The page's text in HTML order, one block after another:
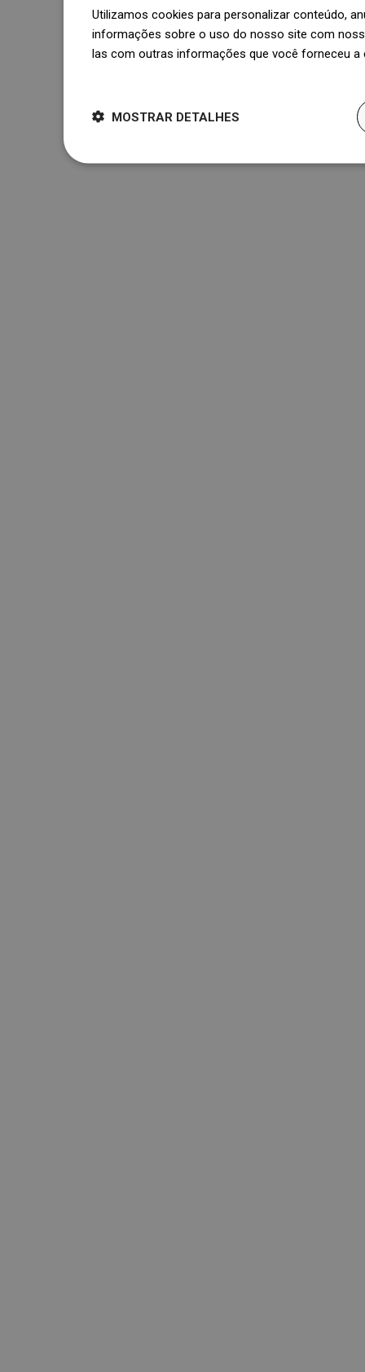
Utilizamos cookies para personalizar conteúdo,
informações sobre o uso do nosso site com
las com outras informações que você forneceu
MOSTRAR DETALHES